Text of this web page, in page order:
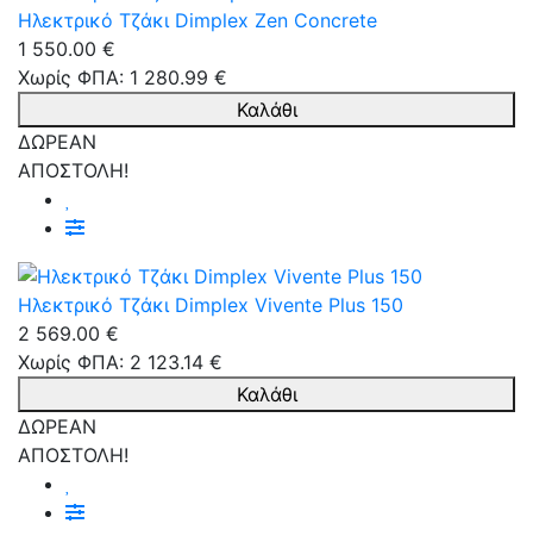
Ηλεκτρικό Τζάκι Dimplex Zen Concrete
1 550.00 €
Χωρίς ΦΠΑ: 1 280.99 €
Καλάθι
ΔΩΡΕΑΝ
ΑΠΟΣΤΟΛΗ!
Ηλεκτρικό Τζάκι Dimplex Vivente Plus 150
2 569.00 €
Χωρίς ΦΠΑ: 2 123.14 €
Καλάθι
ΔΩΡΕΑΝ
ΑΠΟΣΤΟΛΗ!